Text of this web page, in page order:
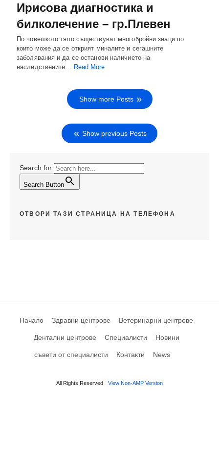
Ирисова диагностика и
билколечение – гр.Плевен
По човешкото тяло съществуват многобройни знаци по
които може да се открият миналите и сегашните
заболявания и да се останови наличието на
наследствените…
Read More
Show more Posts
Show previous Posts
Search for:
Search Button
ОТВОРИ ТАЗИ СТРАНИЦА НА ТЕЛЕФОНА
Начало Здравни центрове Ветеринарни центрове
Дентални центрове Специалисти Новини
съвети от специалисти Контакти News
All Rights Reserved View Non-AMP Version